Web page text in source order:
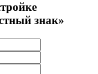
знак»